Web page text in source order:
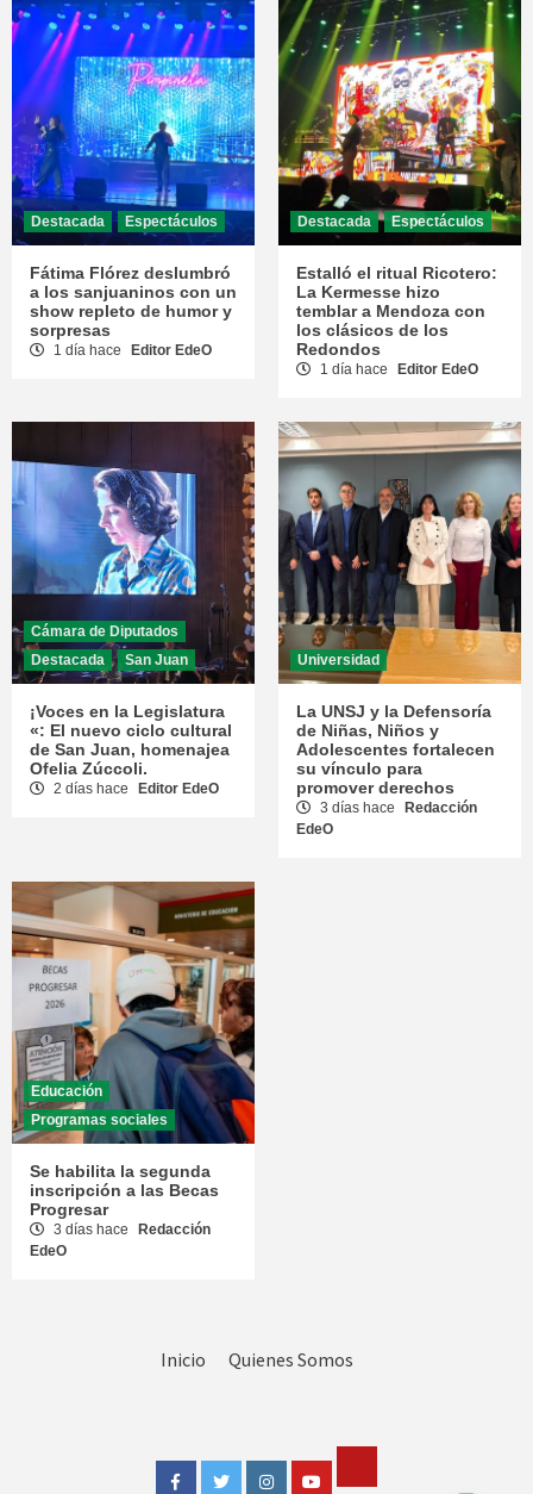
Destacada Espectáculos
Fátima Flórez deslumbró
a los sanjuaninos con un
show repleto de humor y
sorpresas
1 día hace Editor EdeO
Destacada Espectáculos
Estalló el ritual Ricotero:
La Kermesse hizo
temblar a Mendoza con
los clásicos de los
Redondos
1 día hace Editor EdeO
Cámara de Diputados
Destacada
San Juan
¡Voces en la Legislatura
«: El nuevo ciclo cultural
de San Juan, homenajea
Ofelia Zúccoli.
2 días hace Editor EdeO
Universidad
La UNSJ y la Defensoría
de Niñas, Niños y
Adolescentes fortalecen
su vínculo para
promover derechos
3 días hace
Redacción
EdeO
Educación
Programas sociales
Se habilita la segunda
inscripción a las Becas
Progresar
3 días hace
Redacción
EdeO
Inicio Quienes Somos
FacebookTwitterInstagramYoutube